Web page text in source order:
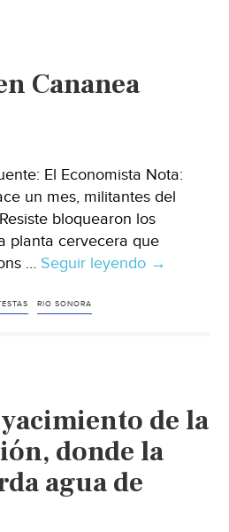
es
Imparcial)
Cananea
El Economista Nota:
un mes, militantes del
bloquearon los
planta cervecera que
… Seguir leyendo Barricadas
→
RIO SONORA
de la
donde la
agua de